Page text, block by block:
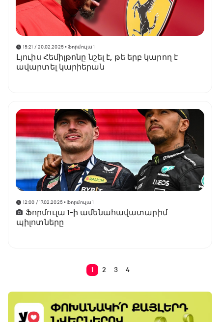
15:21 / 20.02.2025• Ֆորմուլա 1
Լյուիս Հեմիլթոնը նշել է, թե երբ կարող է
ավարտել կարիերան
12:00 / 17.02.2025• Ֆորմուլա 1
Ֆորմուլա 1-ի ամենահավատարիմ
պիլոտները
1 2 3 4